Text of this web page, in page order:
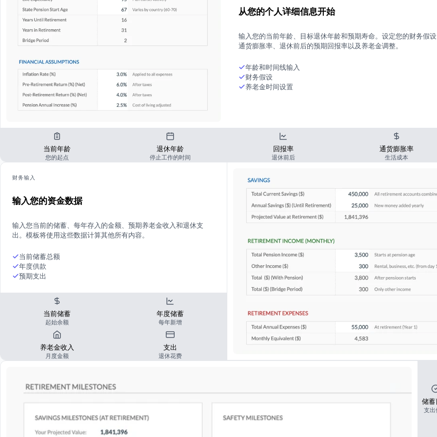
从您的个人详细信息开始
输入您的当前年龄、目标退休年龄和预期寿命。设定您的财务假
通货膨胀率、退休前后的预期回报率以及养老金调整。
年龄和时间线输入
财务假设
养老金时间设置
当前年龄
您的起点
退休年龄
停止工作的时间
回报率
退休前后
通货膨胀率
生活成本
财务输入
输入您的资金数据
输入您当前的储蓄、每年存入的金额、预期养老金收入和退休支
出。模板将使用这些数据计算其他所有内容。
当前储蓄总额
年度供款
预期支出
当前储蓄
起始余额
年度储蓄
每年新增
养老金收入
月度金额
支出
退休花费
储
支出